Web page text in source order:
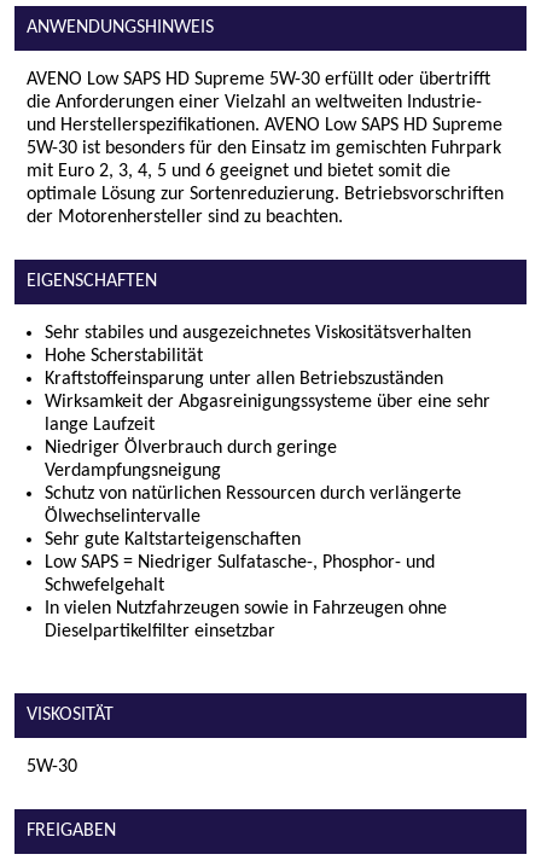
ANWENDUNGSHINWEIS
AVENO Low SAPS HD Supreme 5W-30 erfüllt oder übertrifft
die Anforderungen einer Vielzahl an weltweiten Industrie-
und Herstellerspezifikationen. AVENO Low SAPS HD Supreme
5W-30 ist besonders für den Einsatz im gemischten Fuhrpark
mit Euro 2, 3, 4, 5 und 6 geeignet und bietet somit die
optimale Lösung zur Sortenreduzierung. Betriebsvorschriften
der Motorenhersteller sind zu beachten.
EIGENSCHAFTEN
Sehr stabiles und ausgezeichnetes Viskositätsverhalten
Hohe Scherstabilität
Kraftstoffeinsparung unter allen Betriebszuständen
Wirksamkeit der Abgasreinigungssysteme über eine sehr
lange Laufzeit
Niedriger Ölverbrauch durch geringe
Verdampfungsneigung
Schutz von natürlichen Ressourcen durch verlängerte
Ölwechselintervalle
Sehr gute Kaltstarteigenschaften
Low SAPS = Niedriger Sulfatasche-, Phosphor- und
Schwefelgehalt
In vielen Nutzfahrzeugen sowie in Fahrzeugen ohne
Dieselpartikelfilter einsetzbar
VISKOSITÄT
5W-30
FREIGABEN